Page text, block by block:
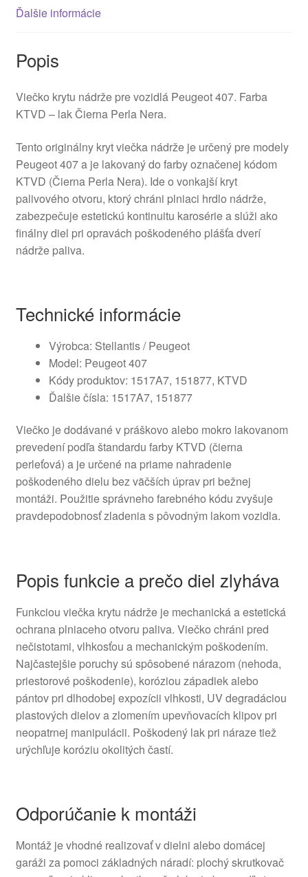
Ďalšie informácie
Popis
Viečko krytu nádrže pre vozidlá Peugeot 407. Farba
KTVD – lak Čierna Perla Nera.
Tento originálny kryt viečka nádrže je určený pre modely
Peugeot 407 a je lakovaný do farby označenej kódom
KTVD (Čierna Perla Nera). Ide o vonkajší kryt
palivového otvoru, ktorý chráni plniaci hrdlo nádrže,
zabezpečuje estetickú kontinuitu karosérie a slúži ako
finálny diel pri opravách poškodeného plášťa dverí
nádrže paliva.
Technické informácie
Výrobca: Stellantis / Peugeot
Model: Peugeot 407
Kódy produktov: 1517A7, 151877, KTVD
Ďalšie čísla: 1517A7, 151877
Viečko je dodávané v práškovo alebo mokro lakovanom
prevedení podľa štandardu farby KTVD (čierna
perleťová) a je určené na priame nahradenie
poškodeného dielu bez väčších úprav pri bežnej
montáži. Použitie správneho farebného kódu zvyšuje
pravdepodobnosť zladenia s pôvodným lakom vozidla.
Popis funkcie a prečo diel zlyháva
Funkciou viečka krytu nádrže je mechanická a estetická
ochrana plniaceho otvoru paliva. Viečko chráni pred
nečistotami, vlhkosťou a mechanickým poškodením.
Najčastejšie poruchy sú spôsobené nárazom (nehoda,
priestorové poškodenie), koróziou západiek alebo
pántov pri dlhodobej expozícii vlhkosti, UV degradáciou
plastových dielov a zlomením upevňovacích klipov pri
neopatrnej manipulácii. Poškodený lak pri náraze tiež
urýchľuje koróziu okolitých častí.
Odporúčanie k montáži
Montáž je vhodné realizovať v dielni alebo domácej
garáži za pomoci základných náradí: plochý skrutkovač